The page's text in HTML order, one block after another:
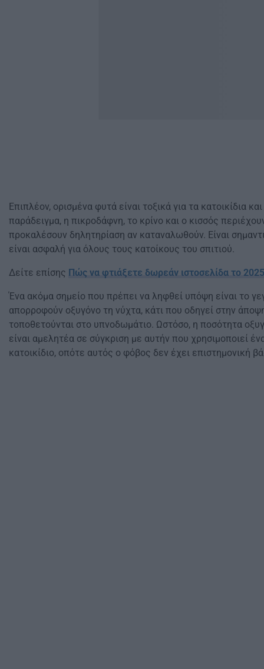
Επιπλέον, ορισμένα φυτά είναι τοξικά για τα κατοικίδια
παράδειγμα, η πικροδάφνη, το κρίνο και ο κισσός
προκαλέσουν δηλητηρίαση αν καταναλωθούν. Είναι
είναι ασφαλή για όλους τους κατοίκους του σπιτιού.
Δείτε επίσης Πώς να φτιάξετε δωρεάν ιστοσελίδα το 2025
Ένα ακόμα σημείο που πρέπει να ληφθεί υπόψη είναι το
απορροφούν οξυγόνο τη νύχτα, κάτι που οδηγεί στην
τοποθετούνται στο υπνοδωμάτιο. Ωστόσο, η ποσότητα
είναι αμελητέα σε σύγκριση με αυτήν που χρησιμοποιεί
κατοικίδιο, οπότε αυτός ο φόβος δεν έχει επιστημονική